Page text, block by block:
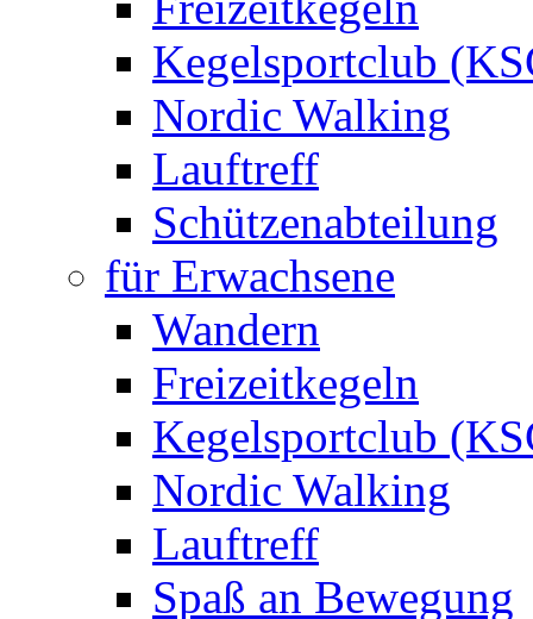
Kegelsportclub
Nordic Walking
Lauftreff
Schützenabteilung
für Erwachsene
Wandern
Freizeitkegeln
Kegelsportclub
Nordic Walking
Lauftreff
Spaß an Bewegung